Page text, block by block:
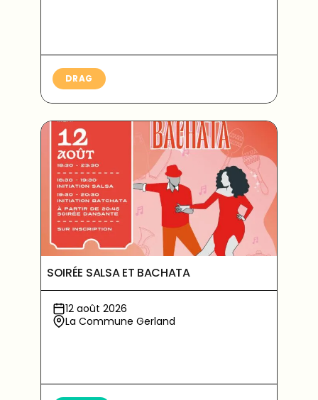
DRAG
SOIRÉE SALSA ET BACHATA
12 août 2026
La Commune Gerland